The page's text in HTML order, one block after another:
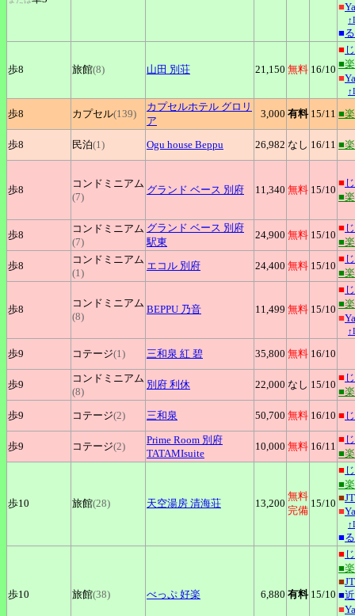
■
■
歩8 旅館(8) 山田 別荘 21,150 無料 16/10
■
■
■
歩8 カプセル(139)
カプセルホテル グロリ
ア
3,000 有料 15/11 ■
歩8 民泊(1) Ogu house Beppu 26,982 なし 16/11 ■
歩8
コンドミニアム
(7)
グランド ベース 別府 11,340 無料 15/10
■
■
歩8
コンドミニアム
(7)
グランド ベース 別府
駅東
24,900 無料 15/10
■
■
歩8
コンドミニアム
(1)
エコル 別府 24,400 無料 15/10
■
■
歩8
コンドミニアム
(8)
BEPPU 乃音 11,499 無料 15/10
■
■
■
歩9 コテージ(1) 三和泉 紅 碧 35,800 無料 16/10
歩9
コンドミニアム
(8)
別府 利休 22,000 なし 15/10
■
■
歩9
コテージ(2) 三和泉 50,700 無料 16/10 ■
歩9 コテージ(2)
Prime Room 別府
TATAMIsuite
10,000 無料 16/11
■
■
歩10 旅館(28) 天空湯房 清海荘 13,200
無料
完備
15/10
■
■
■
■
■
歩10 旅館(38) べっぷ 好楽 6,880 有料 15/10
■
■
■
■
■